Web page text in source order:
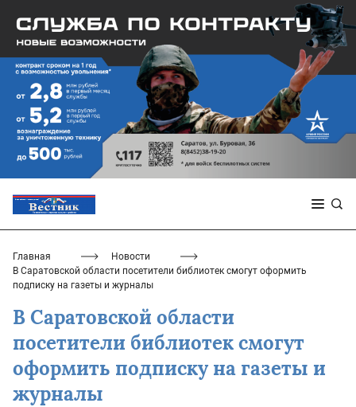
Главная
Новости
В Саратовской области посетители библиотек смогут оформить
подписку на газеты и журналы
В Саратовской области
посетители библиотек смогут
оформить подписку на газеты и
журналы